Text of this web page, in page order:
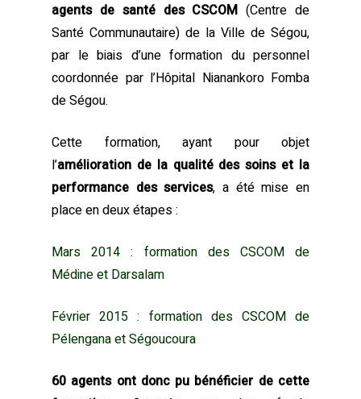
agents de santé des CSCOM (Centre de
Santé Communautaire) de la Ville de Ségou,
par le biais d’une formation du personnel
coordonnée par l’Hôpital Nianankoro Fomba
de Ségou.
Cette formation, ayant pour objet
l’amélioration de la qualité des soins et la
performance des services, a été mise en
place en deux étapes :
Mars 2014 : formation des CSCOM de
Médine et Darsalam
Février 2015 : formation des CSCOM de
Pélengana et Ségoucoura
60 agents ont donc pu bénéficier de cette